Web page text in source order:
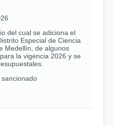
del cual se adiciona el
Especial de Ciencia
Medellín, de algunos
la vigencia 2026 y se